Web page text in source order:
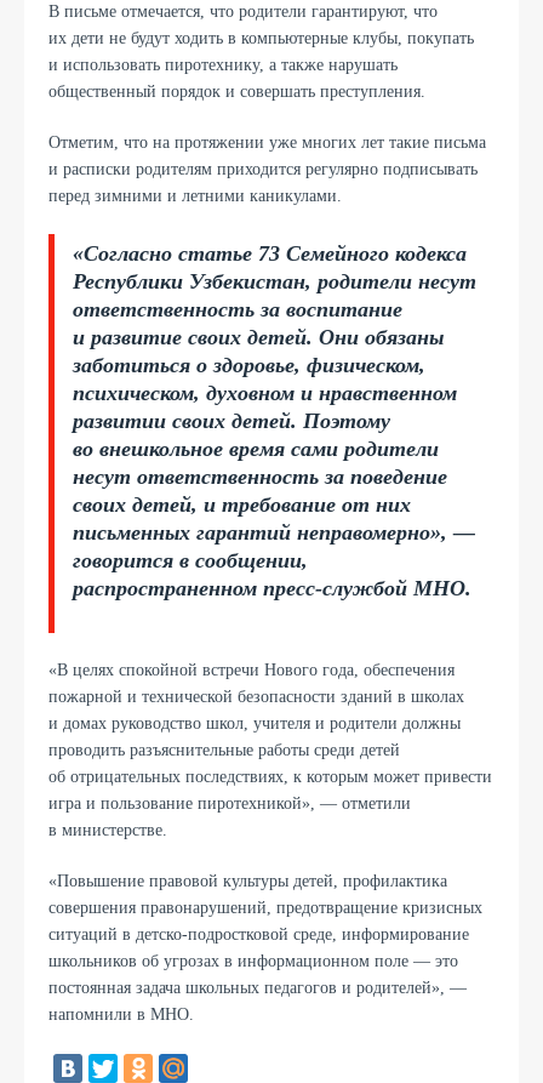
В письме отмечается, что родители гарантируют, что
их дети не будут ходить в компьютерные клубы, покупать
и использовать пиротехнику, а также нарушать
общественный порядок и совершать преступления.
Отметим, что на протяжении уже многих лет такие письма
и расписки родителям приходится регулярно подписывать
перед зимними и летними каникулами.
«Согласно статье 73 Семейного кодекса
Республики Узбекистан, родители несут
ответственность за воспитание
и развитие своих детей. Они обязаны
заботиться о здоровье, физическом,
психическом, духовном и нравственном
развитии своих детей. Поэтому
во внешкольное время сами родители
несут ответственность за поведение
своих детей, и требование от них
письменных гарантий неправомерно», —
говорится в сообщении,
распространенном пресс-службой МНО.
«В целях спокойной встречи Нового года, обеспечения
пожарной и технической безопасности зданий в школах
и домах руководство школ, учителя и родители должны
проводить разъяснительные работы среди детей
об отрицательных последствиях, к которым может привести
игра и пользование пиротехникой», — отметили
в министерстве.
«Повышение правовой культуры детей, профилактика
совершения правонарушений, предотвращение кризисных
ситуаций в детско-подростковой среде, информирование
школьников об угрозах в информационном поле — это
постоянная задача школьных педагогов и родителей», —
напомнили в МНО.